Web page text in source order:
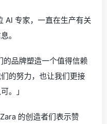
AI 专家，一直在生产有关
。
的品牌塑造一个值得信赖
的努力，也让我们更接
。」
的创造者们表示赞